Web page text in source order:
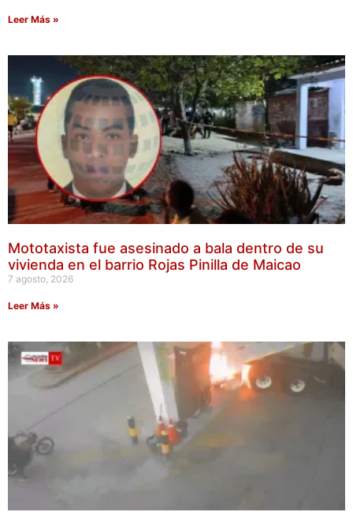
Leer Más »
Mototaxista fue asesinado a bala dentro de su
vivienda en el barrio Rojas Pinilla de Maicao
7 agosto, 2026
Leer Más »